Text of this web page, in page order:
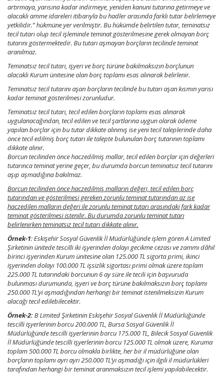
artırmaya, yarısına kadar indirmeye, yeniden kanuni tutarına getirmeye ve
alacaklı amme idareleri itibarıyla bu hadler arasında farklı tutar belirlemeye
yetkilidir.” hükmüne yer verilmiştir. Bu hükümde belirtilen tutar, teminatsız
tecil tutarı olup tecil işleminde teminat gösterilmesine gerek olmayan borç
tutarını göstermektedir. Bu tutarı aşmayan borçların tecilinde teminat
aranılmaz.
Teminatsız tecil tutarı, işyeri ve borç türüne bakılmaksızın borçlunun
alacaklı Kurum ünitesine olan borç toplamı esas alınarak belirlenir.
Teminatsız tecil tutarını aşan borçların tecilinde bu tutarı aşan kısmın yarısı
kadar teminat gösterilmesi zorunludur.
Teminatsız tecil tutarı, tecil edilen borçların toplamı esas alınarak
uygulanacağından, tecil edilen ve tecil şartlarına uygun olarak ödeme
yapılan borçlar için bu tutar dikkate alınmış ise yeni tecil taleplerinde daha
önce tecil edilmiş borç tutarı ile talepte bulunulan borç tutarının toplamı
dikkate alınır.
Borcun tecilinden önce haczedilmiş mallar, tecil edilen borçlar için değerleri
tutarınca teminat yerine geçer, bu durumda borcun teminatsız tecil tutarını
aşıp aşmadığına bakılmaz.
Borcun tecilinden önce haczedilmiş malların değeri, tecil edilen borç
tutarından ve gösterilmesi gereken zorunlu teminat tutarından az ise
haczedilen malların değeri ile zorunlu teminat tutarı arasındaki fark kadar
teminat gösterilmesi istenilir. Bu durumda zorunlu teminat tutarı
belirlenirken teminatsız tecil tutarı dikkate alınır.
Örnek-1: Eskişehir Sosyal Güvenlik İl Müdürlüğünde işlem gören A Limited
Şirketinin ünitede tescilli iki işyerinden dolayı gecikme cezası ve zammı dâhil
birinci işyerinden Kurum ünitesine olan 125.000 TL sigorta primi, ikinci
işyerinden dolayı 100.000 TL işsizlik sigortası primi olmak üzere toplam
225.000 TL tutarındaki borcunun 6 ay süre ile tecili için başvuruda
bulunması durumunda, işyeri ve borç türüne bakılmaksızın borç toplamı
250.000 TL’yi aşmadığından herhangi bir teminat istenilmeksizin Kurum
alacağı tecil edilebilecektir.
Örnek-2:B Limited Şirketinin Eskişehir Sosyal Güvenlik İl Müdürlüğünde
tescilli işyerlerinin borcu 200.000 TL, Bursa Sosyal Güvenlik İl
Müdürlüğünde tescilli işyerlerinin borcu 175.000 TL, Bilecik Sosyal Güvenlik
İl Müdürlüğünde tescilli işyerlerinin borcu 125.000 TL olmak üzere, Kuruma
toplam 500.000 TL borcu olmakla birlikte, her bir il müdürlüğüne olan
borçların toplamı ayrı ayrı 250.000 TL’yi aşmadığı için ilgili il müdürlükleri
tarafından herhangi bir teminat aranmaksızın tecil işlemi yapılabilecektir.